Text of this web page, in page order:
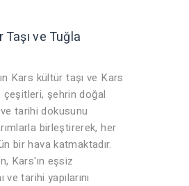
ve Tuğla
Kars kültür taşı ve Kars
çeşitleri, şehrin doğal
tarihi dokusunu
birleştirerek, her
bir hava katmaktadır.
Kars'ın eşsiz
ve tarihi yapılarını